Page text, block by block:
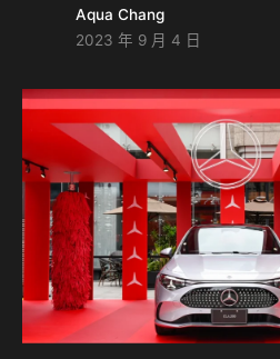
的3場安可場一開放報名即額滿，
致力提供更好的服務及活動內容
主享政府補助舊換新價(SWIFT
起)及65萬輕鬆貸購車專案，月付
鬆開回家，領牌再送10,000元加
Aqua Chang
2023 年 9 月 4 日